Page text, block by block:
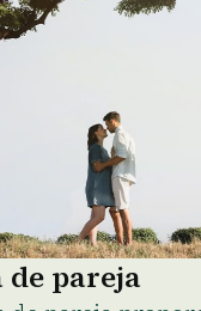
de pareja